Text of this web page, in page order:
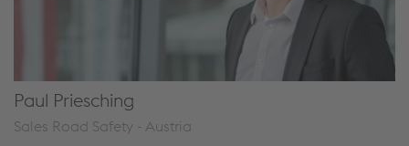
Paul Priesching
Sales Road Safety - Austria